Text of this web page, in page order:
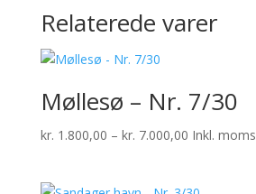
Relaterede varer
Møllesø – Nr. 7/30
kr. 1.800,00 – kr. 7.000,00Prisinterval:
Inkl. moms